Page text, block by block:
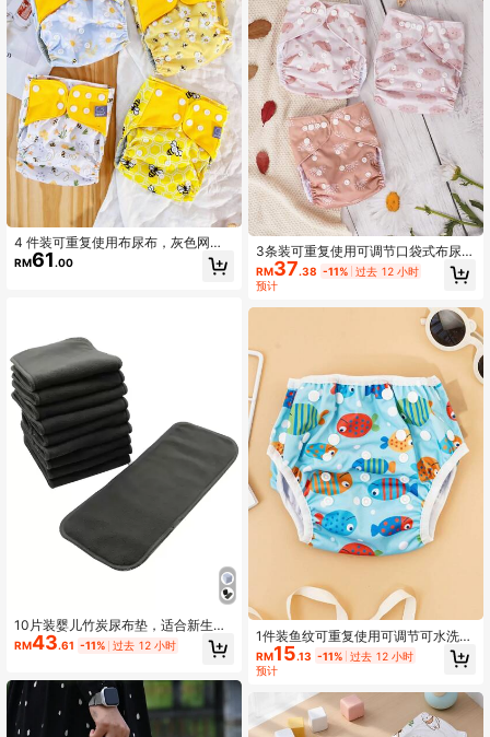
4 件装可重复使用布尿布，灰色网眼
内衬，均码，可调节，可水洗，带口
袋尿布套，适合婴儿、新生儿派对、
RM61.00
10片装婴儿竹炭尿布垫，适合新生儿
派对、家庭装饰等场合，也是不错的
礼物选择。
RM43.61 -11% 过去 12 小时
3条装可重复使用可调节口袋式布尿
布，绒面内里防水超强吸水，适合3-1
5公斤宝宝
RM37.38 -11% 过去 12 小时
预计
1件装鱼纹可重复使用可调节可水洗婴
儿游泳尿布/泳裤/婴儿洗礼/家庭装饰
礼品
RM15.13 -11% 过去 12 小时
预计